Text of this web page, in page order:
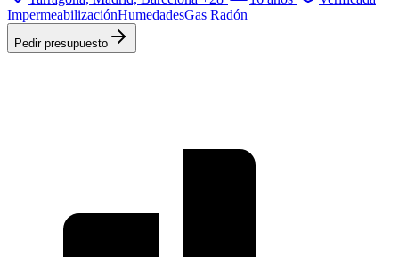
ImpermeabilizaciónHumedadesGas Radón
Pedir presupuesto